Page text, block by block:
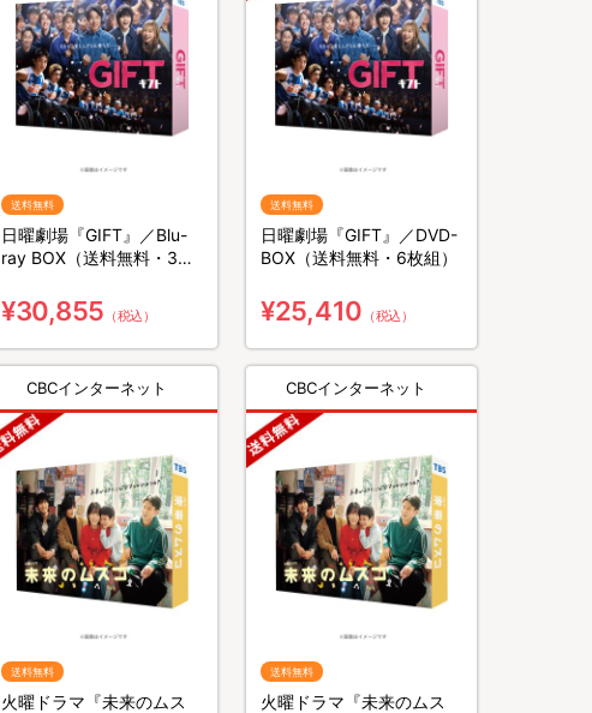
送料無料
日曜劇場『GIFT』／Blu-
ray BOX（送料無料・3枚
¥30,855 （税込）
送料無料
日曜劇場『GIFT』／DVD-
BOX（送料無料・6枚組）
¥25,410 （税込）
CBCインターネット
送料無料
火曜ドラマ『未来のムス
CBCインターネット
送料無料
火曜ドラマ『未来のムス